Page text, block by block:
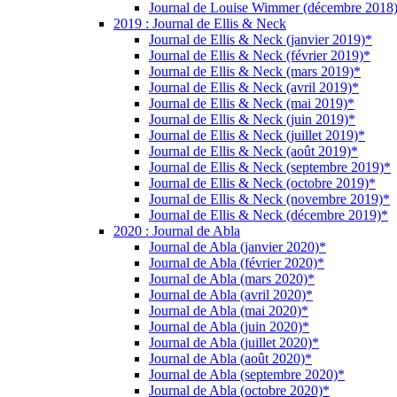
Journal de Louise Wimmer (décembre
2019 : Journal de Ellis & Neck
Journal de Ellis & Neck (janvier 2019)*
Journal de Ellis & Neck (février 2019)*
Journal de Ellis & Neck (mars 2019)*
Journal de Ellis & Neck (avril 2019)*
Journal de Ellis & Neck (mai 2019)*
Journal de Ellis & Neck (juin 2019)*
Journal de Ellis & Neck (juillet 2019)*
Journal de Ellis & Neck (août 2019)*
Journal de Ellis & Neck (septembre 2019)*
Journal de Ellis & Neck (octobre 2019)*
Journal de Ellis & Neck (novembre 2019)*
Journal de Ellis & Neck (décembre 2019)*
2020 : Journal de Abla
Journal de Abla (janvier 2020)*
Journal de Abla (février 2020)*
Journal de Abla (mars 2020)*
Journal de Abla (avril 2020)*
Journal de Abla (mai 2020)*
Journal de Abla (juin 2020)*
Journal de Abla (juillet 2020)*
Journal de Abla (août 2020)*
Journal de Abla (septembre 2020)*
Journal de Abla (octobre 2020)*